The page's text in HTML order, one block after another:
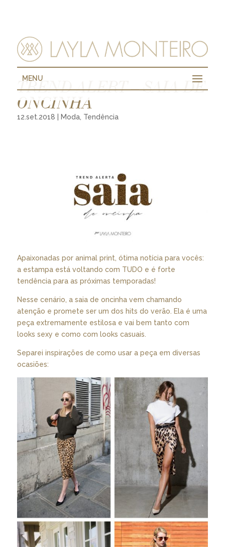
MENU
TREND ALERT – SAIA DE
ONCINHA
12.set.2018 Moda, Tendência
Apaixonadas por animal print, ótima notícia para vocês:
a estampa está voltando com TUDO e é forte
tendência para as próximas temporadas!
Nesse cenário, a saia de oncinha vem chamando
atenção e promete ser um dos hits do verão. Ela é uma
peça extremamente estilosa e vai bem tanto com
looks sexy e como com looks casuais.
Separei inspirações de como usar a peça em diversas
ocasiões: